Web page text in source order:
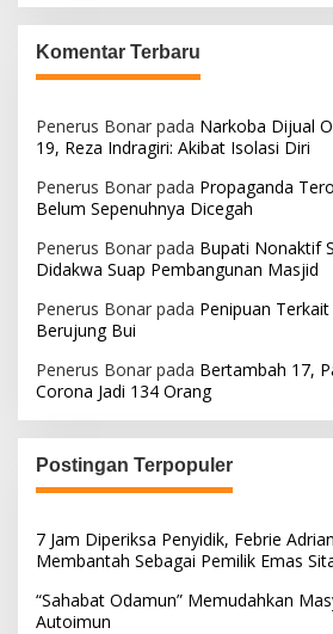
Komentar Terbaru
Penerus Bonar pada Narkoba Dijual
19, Reza Indragiri: Akibat Isolasi Diri
Penerus Bonar pada Propaganda
Belum Sepenuhnya Dicegah
Penerus Bonar pada Bupati Nonaktif
Didakwa Suap Pembangunan Masjid
Penerus Bonar pada Penipuan
Berujung Bui
Penerus Bonar pada Bertambah 17,
Corona Jadi 134 Orang
Postingan Terpopuler
7 Jam Diperiksa Penyidik, Febrie
Membantah Sebagai Pemilik Emas
“Sahabat Odamun” Memudahkan
Autoimun